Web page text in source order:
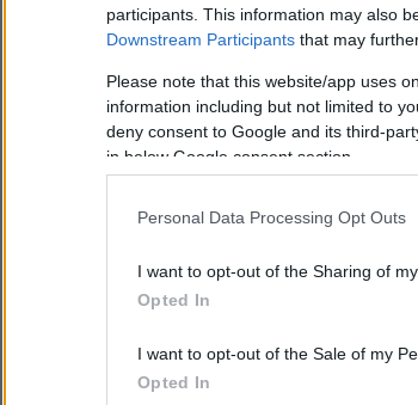
participants. This information may also
Downstream Participants that may
Please note that this website/app uses
information including but not limited to
deny consent to Google and its third-
in below Google consent section.
Personal Data Processing Opt Outs
I want to opt-out of the Sharing of
Opted In
I want to opt-out of the Sale of my
Opted In